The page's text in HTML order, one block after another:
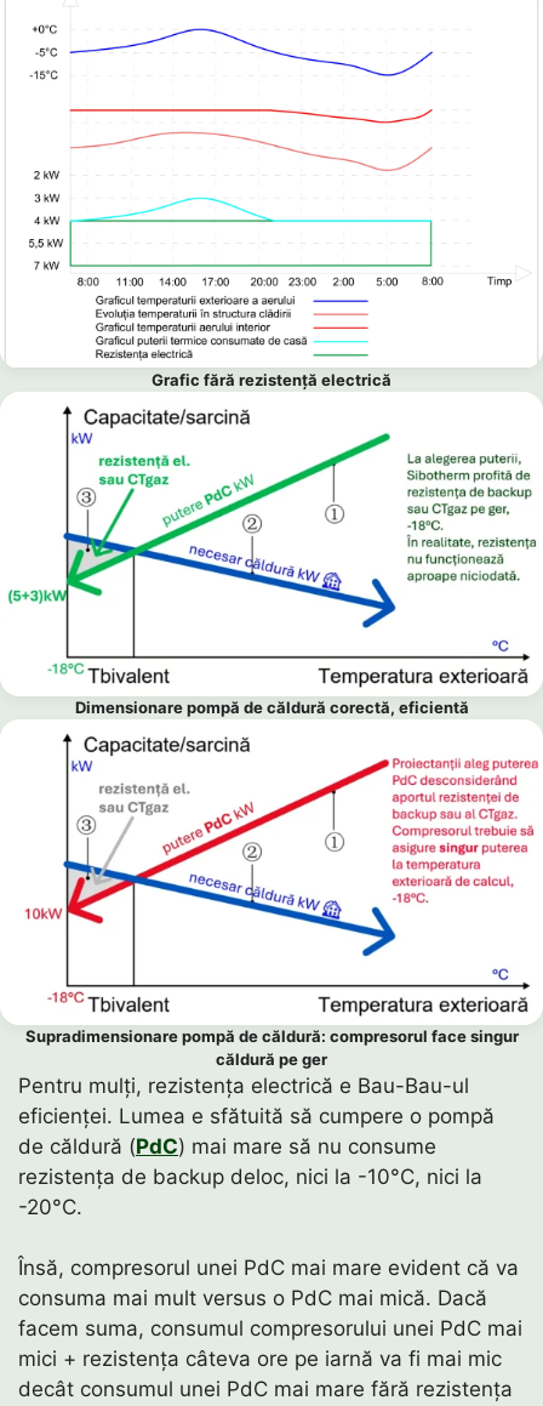
Grafic fără rezistență electrică
Dimensionare pompă de căldură corectă, eficientă
Supradimensionare pompă de căldură: compresorul face singur
căldură pe ger
Pentru mulți, rezistența electrică e Bau-Bau-ul
eficienței. Lumea e sfătuită să cumpere o pompă
de căldură (PdC) mai mare să nu consume
rezistența de backup deloc, nici la -10°C, nici la
-20°C.
Însă, compresorul unei PdC mai mare evident că va
consuma mai mult versus o PdC mai mică. Dacă
facem suma, consumul compresorului unei PdC mai
mici + rezistența câteva ore pe iarnă va fi mai mic
decât consumul unei PdC mai mare fără rezistența